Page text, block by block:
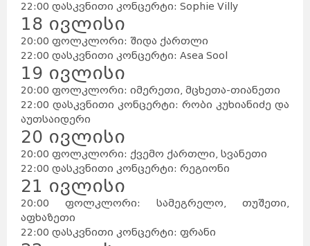
22:00 დასკვნითი კონცერტი: Sophie Villy
18 ივლისი
20:00 ფოლკლორი: შიდა ქართლი
22:00 დასკვნითი კონცერტი: Asea Sool
19 ივლისი
20:00 ფოლკლორი: იმერეთი, მცხეთა-თიანეთი
22:00 დასკვნითი კონცერტი: რობი კუხიანიძე და
აუთსაიდერი
20 ივლისი
20:00 ფოლკლორი: ქვემო ქართლი, სვანეთი
22:00 დასკვნითი კონცერტი: რეგიონი
21 ივლისი
20:00 ფოლკლორი: სამეგრელო, თუშეთი,
აფხაზეთი
22:00 დასკვნითი კონცერტი: ფრანი